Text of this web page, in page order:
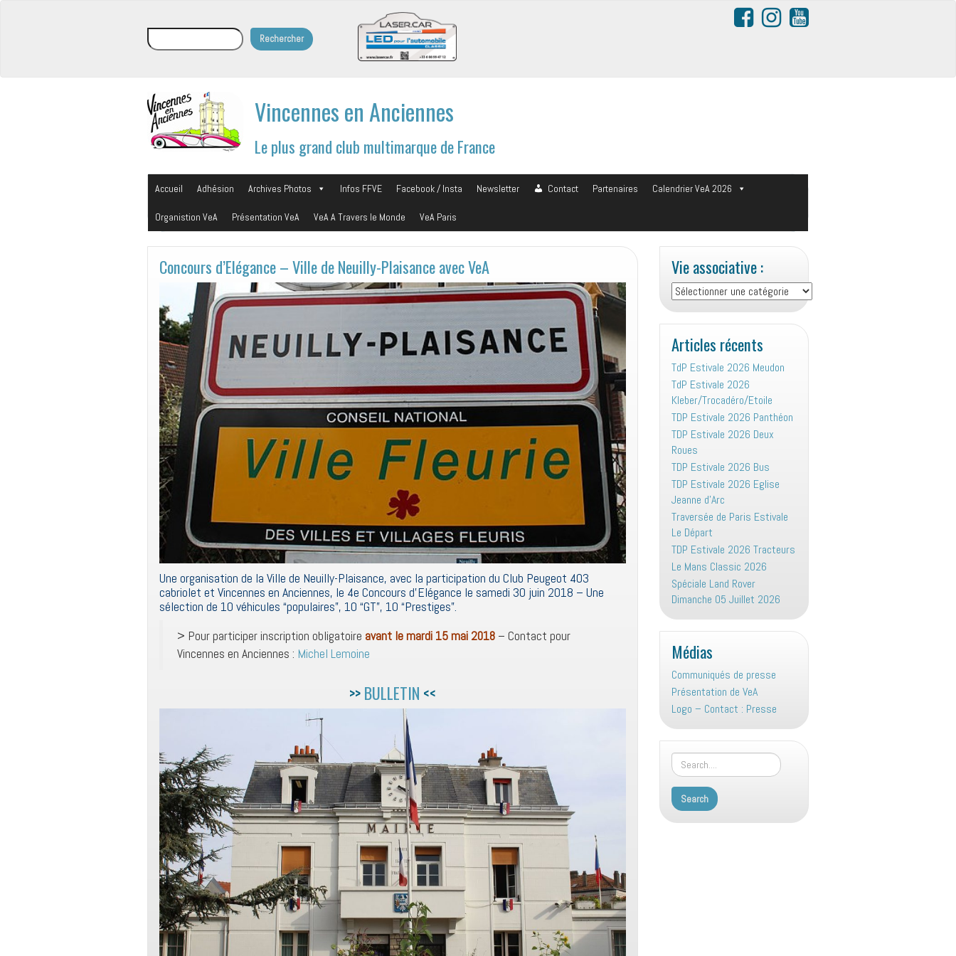
Rechercher Rechercher
Vincennes en Anciennes
Le plus grand club multimarque de France
Accueil Adhésion Archives Photos Infos FFVE Facebook / Insta Newsletter Contact Partenaires Calendrier VeA 2026
Organistion VeA Présentation VeA VeA A Travers le Monde VeA Paris
Concours d’Elégance – Ville de Neuilly-Plaisance avec VeA
Une organisation de la Ville de Neuilly-Plaisance, avec la participation du Club Peugeot 403
cabriolet et Vincennes en Anciennes, le 4e Concours d’Elégance le samedi 30 juin 2018 – Une
sélection de 10 véhicules “populaires”, 10 “GT”, 10 “Prestiges”.
> Pour participer inscription obligatoire avant le mardi 15 mai 2018 – Contact pour
Vincennes en Anciennes : Michel Lemoine
>>BULLETIN <<
Vie associative :
Vie
associative
:
Articles récents
TdP Estivale 2026 Meudon
TdP Estivale 2026
Kleber/Trocadéro/Etoile
TDP Estivale 2026 Panthéon
TDP Estivale 2026 Deux
Roues
TDP Estivale 2026 Bus
TDP Estivale 2026 Eglise
Jeanne d’Arc
Traversée de Paris Estivale
Le Départ
TDP Estivale 2026 Tracteurs
Le Mans Classic 2026
Spéciale Land Rover
Dimanche 05 Juillet 2026
Médias
Communiqués de presse
Présentation de VeA
Logo – Contact : Presse